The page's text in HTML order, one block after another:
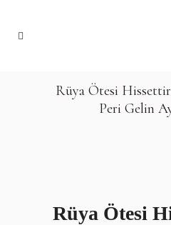
Rüya Ötesi
Peri Gelin
Rüya Ötesi